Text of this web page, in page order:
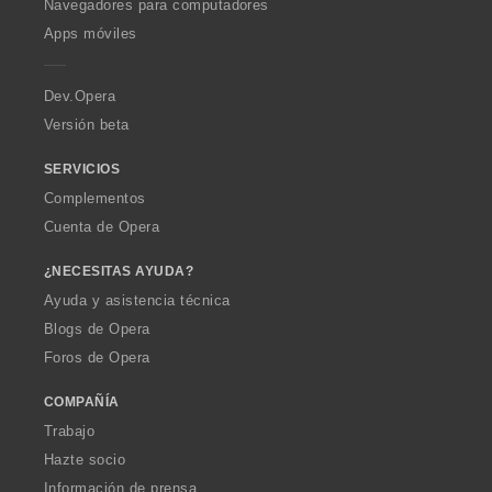
p
a
Navegadores para computadores
Apps móviles
Dev.Opera
Versión beta
SERVICIOS
Complementos
Cuenta de Opera
¿NECESITAS AYUDA?
Ayuda y asistencia técnica
Blogs de Opera
Foros de Opera
COMPAÑÍA
Trabajo
Hazte socio
Información de prensa